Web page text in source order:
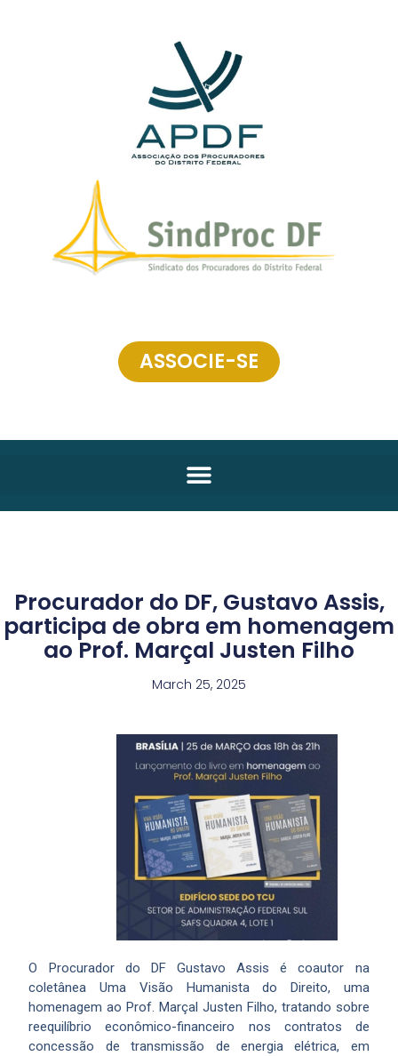
ASSOCIE-SE
Procurador do DF, Gustavo Assis,
participa de obra em homenagem
ao Prof. Marçal Justen Filho
March 25, 2025
O Procurador do DF Gustavo Assis é coautor na
coletânea Uma Visão Humanista do Direito, uma
homenagem ao Prof. Marçal Justen Filho, tratando sobre
reequilíbrio econômico-financeiro nos contratos de
concessão de transmissão de energia elétrica, em